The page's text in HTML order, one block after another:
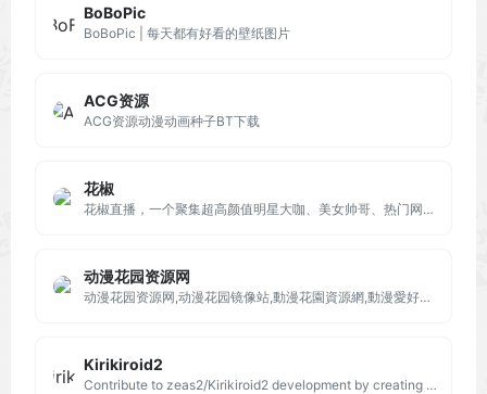
BoBoPic
BoBoPic | 每天都有好看的壁纸图片
ACG资源
ACG资源动漫动画种子BT下载
花椒
花椒直播，一个聚集超高颜值明星大咖、美女帅哥、热门网红、校花校草、逗比萌妹的手机直播社交平台，这里有明星发布会、花边新闻、才艺展示、生活趣闻、聊天互动、唱歌跳舞等等海量内容。花椒直播，全球首创萌颜直播，创造最萌潮流。
动漫花园资源网
动漫花园资源网,动漫花园镜像站,動漫花園資源網,動漫愛好者的自由交流平台，本站为动漫花园镜像站，本站不存储发布任何种子资源，仅提供搜索及动漫花园快照内容
Kirikiroid2
Contribute to zeas2/Kirikiroid2 development by creating an account on GitHub.